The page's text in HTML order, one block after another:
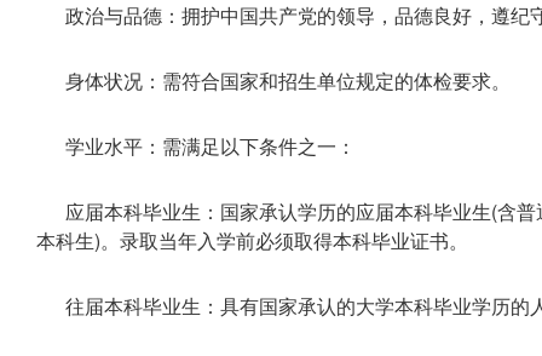
政治与品德：拥护中国共产党的领导，品德良好，遵纪
身体状况：需符合国家和招生单位规定的体检要求。
学业水平：需满足以下条件之一：
应届本科毕业生：国家承认学历的应届本科毕业生(含
本科生)。录取当年入学前必须取得本科毕业证书。
往届本科毕业生：具有国家承认的大学本科毕业学历的